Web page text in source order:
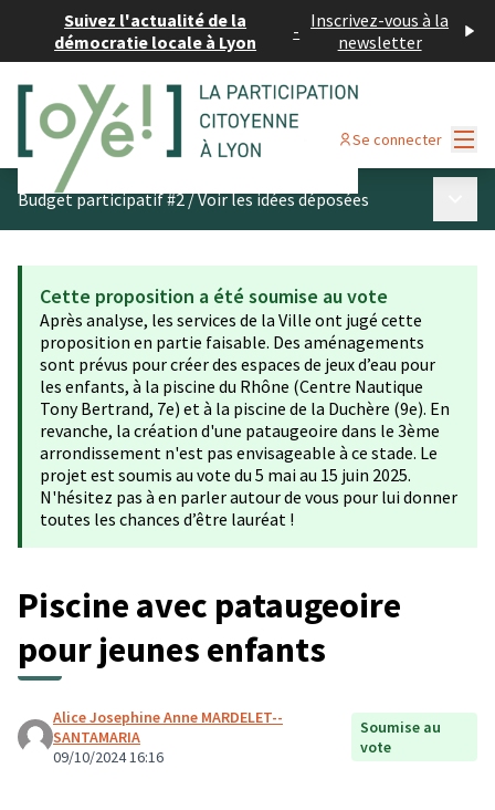
Suivez l'actualité de la
démocratie locale à Lyon
- Inscrivez-vous à la
newsletter
Se connecter
Budget participatif #2/Voir les idées déposées
Cette proposition a été soumise au vote
Après analyse, les services de la Ville ont jugé cette
proposition en partie faisable. Des aménagements
sont prévus pour créer des espaces de jeux d’eau pour
les enfants, à la piscine du Rhône (Centre Nautique
Tony Bertrand, 7e) et à la piscine de la Duchère (9e). En
revanche, la création d'une pataugeoire dans le 3ème
arrondissement n'est pas envisageable à ce stade. Le
projet est soumis au vote du 5 mai au 15 juin 2025.
N'hésitez pas à en parler autour de vous pour lui donner
toutes les chances d’être lauréat !
Piscine avec pataugeoire
pour jeunes enfants
Alice Josephine Anne MARDELET--
SANTAMARIA
09/10/2024 16:16
Soumise au
vote